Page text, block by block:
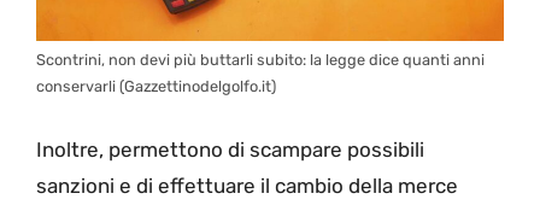
Scontrini, non devi più buttarli subito: la legge dice quanti anni
conservarli (Gazzettinodelgolfo.it)
Inoltre, permettono di scampare possibili
sanzioni e di effettuare il cambio della merce